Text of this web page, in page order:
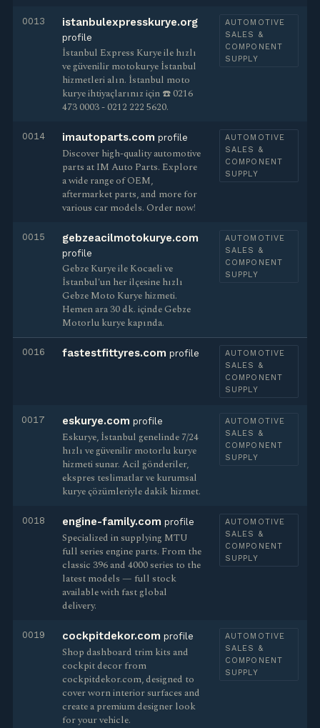
0013 istanbulexpresskurye.org
profile
İstanbul Express Kurye ile hızlı
ve güvenilir motokurye İstanbul
hizmetleri alın. İstanbul moto
kurye ihtiyaçlarınız için ☎️ 0216
473 0003 - 0212 222 5620.
AUTOMOTIVE
SALES &
COMPONENT
SUPPLY
0014 imautoparts.com profile
Discover high-quality automotive
parts at IM Auto Parts. Explore
a wide range of OEM,
aftermarket parts, and more for
various car models. Order now!
AUTOMOTIVE
SALES &
COMPONENT
SUPPLY
0015 gebzeacilmotokurye.com
profile
Gebze Kurye ile Kocaeli ve
İstanbul'un her ilçesine hızlı
Gebze Moto Kurye hizmeti.
Hemen ara 30 dk. içinde Gebze
Motorlu kurye kapında.
AUTOMOTIVE
SALES &
COMPONENT
SUPPLY
0016 fastestfittyres.com profile
AUTOMOTIVE
SALES &
COMPONENT
SUPPLY
0017 eskurye.com profile
Eskurye, İstanbul genelinde 7/24
hızlı ve güvenilir motorlu kurye
hizmeti sunar. Acil gönderiler,
ekspres teslimatlar ve kurumsal
kurye çözümleriyle dakik hizmet.
AUTOMOTIVE
SALES &
COMPONENT
SUPPLY
0018 engine-family.com profile
Specialized in supplying MTU
full series engine parts. From the
classic 396 and 4000 series to the
latest models — full stock
available with fast global
delivery.
AUTOMOTIVE
SALES &
COMPONENT
SUPPLY
0019 cockpitdekor.com profile
Shop dashboard trim kits and
cockpit decor from
cockpitdekor.com, designed to
cover worn interior surfaces and
create a premium designer look
for your vehicle.
AUTOMOTIVE
SALES &
COMPONENT
SUPPLY